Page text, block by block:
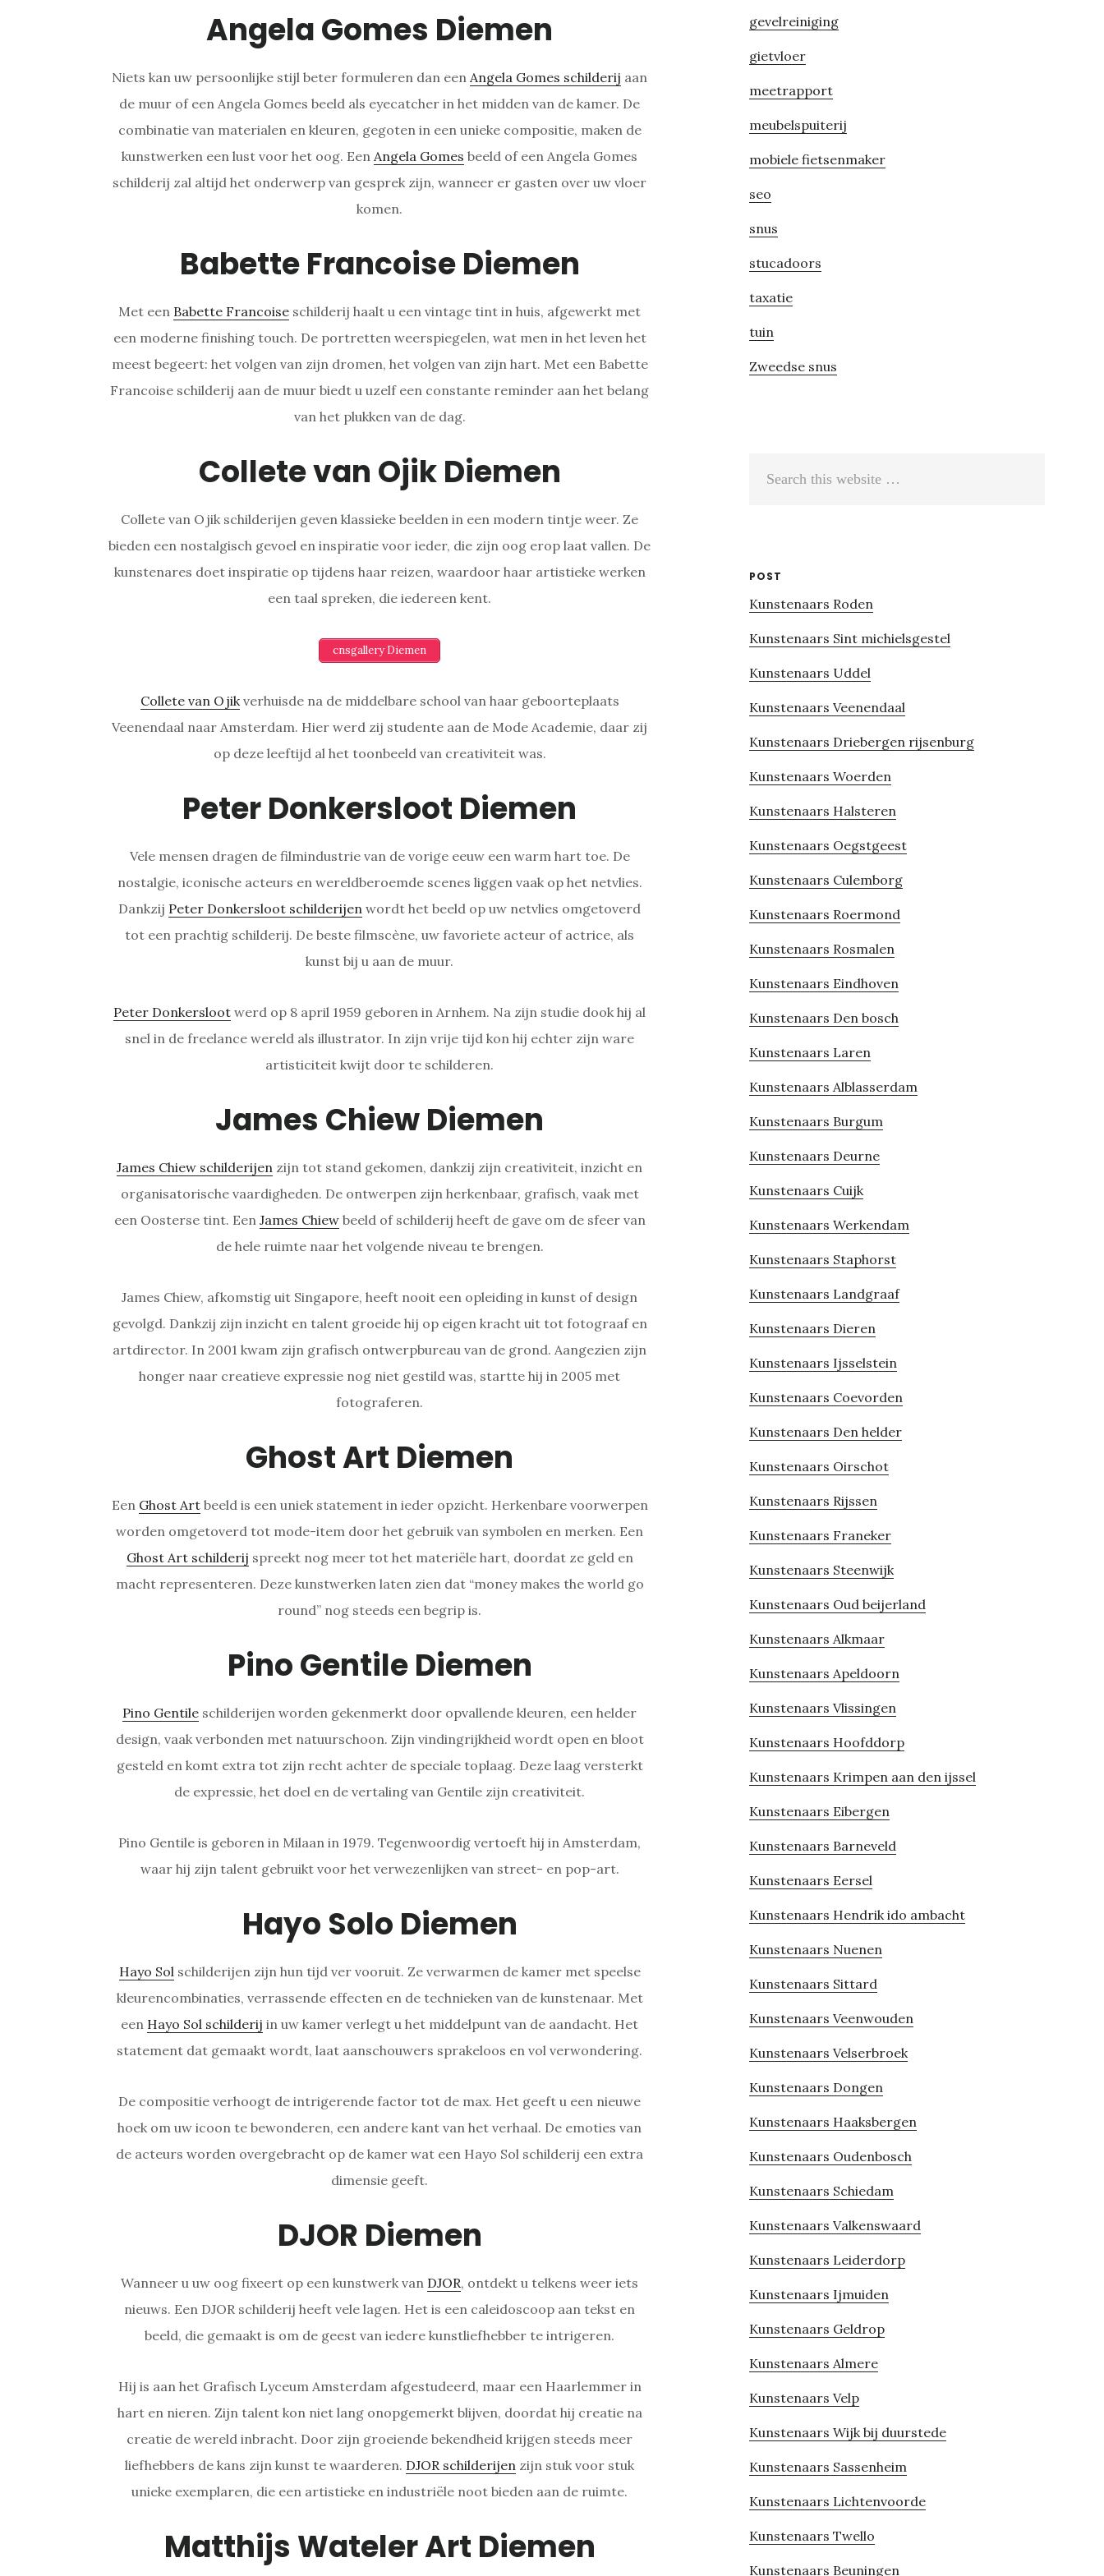
Angela Gomes Diemen
Niets kan uw persoonlijke stijl beter formuleren dan een Angela Gomes schilderij aan
de muur of een Angela Gomes beeld als eyecatcher in het midden van de kamer. De
combinatie van materialen en kleuren, gegoten in een unieke compositie, maken de
kunstwerken een lust voor het oog. Een Angela Gomes beeld of een Angela Gomes
schilderij zal altijd het onderwerp van gesprek zijn, wanneer er gasten over uw vloer
komen.
Babette Francoise Diemen
Met een Babette Francoise schilderij haalt u een vintage tint in huis, afgewerkt met
een moderne finishing touch. De portretten weerspiegelen, wat men in het leven het
meest begeert: het volgen van zijn dromen, het volgen van zijn hart. Met een Babette
Francoise schilderij aan de muur biedt u uzelf een constante reminder aan het belang
van het plukken van de dag.
Collete van Ojik Diemen
Collete van Ojik schilderijen geven klassieke beelden in een modern tintje weer. Ze
bieden een nostalgisch gevoel en inspiratie voor ieder, die zijn oog erop laat vallen. De
kunstenares doet inspiratie op tijdens haar reizen, waardoor haar artistieke werken
een taal spreken, die iedereen kent.
cnsgallery Diemen
Collete van Ojikverhuisde na de middelbare school van haar geboorteplaats
Veenendaal naar Amsterdam. Hier werd zij studente aan de Mode Academie, daar zij
op deze leeftijd al het toonbeeld van creativiteit was.
Peter Donkersloot Diemen
Vele mensen dragen de filmindustrie van de vorige eeuw een warm hart toe. De
nostalgie, iconische acteurs en wereldberoemde scenes liggen vaak op het netvlies.
Dankzij Peter Donkersloot schilderijen wordt het beeld op uw netvlies omgetoverd
tot een prachtig schilderij. De beste filmscène, uw favoriete acteur of actrice, als
kunst bij u aan de muur.
Peter Donkersloot werd op 8 april 1959 geboren in Arnhem. Na zijn studie dook hij al
snel in de freelance wereld als illustrator. In zijn vrije tijd kon hij echter zijn ware
artisticiteit kwijt door te schilderen.
James Chiew Diemen
James Chiew schilderijen zijn tot stand gekomen, dankzij zijn creativiteit, inzicht en
organisatorische vaardigheden. De ontwerpen zijn herkenbaar, grafisch, vaak met
een Oosterse tint. Een James Chiewbeeld of schilderij heeft de gave om de sfeer van
de hele ruimte naar het volgende niveau te brengen.
James Chiew, afkomstig uit Singapore, heeft nooit een opleiding in kunst of design
gevolgd. Dankzij zijn inzicht en talent groeide hij op eigen kracht uit tot fotograaf en
artdirector. In 2001 kwam zijn grafisch ontwerpbureau van de grond. Aangezien zijn
honger naar creatieve expressie nog niet gestild was, startte hij in 2005 met
fotograferen.
Ghost Art Diemen
Een Ghost Artbeeld is een uniek statement in ieder opzicht. Herkenbare voorwerpen
worden omgetoverd tot mode-item door het gebruik van symbolen en merken. Een
Ghost Art schilderij spreekt nog meer tot het materiële hart, doordat ze geld en
macht representeren. Deze kunstwerken laten zien dat “money makes the world go
round” nog steeds een begrip is.
Pino Gentile Diemen
Pino Gentile schilderijen worden gekenmerkt door opvallende kleuren, een helder
design, vaak verbonden met natuurschoon. Zijn vindingrijkheid wordt open en bloot
gesteld en komt extra tot zijn recht achter de speciale toplaag. Deze laag versterkt
de expressie, het doel en de vertaling van Gentile zijn creativiteit.
Pino Gentile is geboren in Milaan in 1979. Tegenwoordig vertoeft hij in Amsterdam,
waar hij zijn talent gebruikt voor het verwezenlijken van street- en pop-art.
Hayo Solo Diemen
Hayo Solschilderijen zijn hun tijd ver vooruit. Ze verwarmen de kamer met speelse
kleurencombinaties, verrassende effecten en de technieken van de kunstenaar. Met
een Hayo Sol schilderij in uw kamer verlegt u het middelpunt van de aandacht. Het
statement dat gemaakt wordt, laat aanschouwers sprakeloos en vol verwondering.
De compositie verhoogt de intrigerende factor tot de max. Het geeft u een nieuwe
hoek om uw icoon te bewonderen, een andere kant van het verhaal. De emoties van
de acteurs worden overgebracht op de kamer wat een Hayo Sol schilderij een extra
dimensie geeft.
DJOR Diemen
Wanneer u uw oog fixeert op een kunstwerk van DJOR, ontdekt u telkens weer iets
nieuws. Een DJOR schilderij heeft vele lagen. Het is een caleidoscoop aan tekst en
beeld, die gemaakt is om de geest van iedere kunstliefhebber te intrigeren.
Hij is aan het Grafisch Lyceum Amsterdam afgestudeerd, maar een Haarlemmer in
hart en nieren. Zijn talent kon niet lang onopgemerkt blijven, doordat hij creatie na
creatie de wereld inbracht. Door zijn groeiende bekendheid krijgen steeds meer
liefhebbers de kans zijn kunst te waarderen. DJOR schilderijen zijn stuk voor stuk
unieke exemplaren, die een artistieke en industriële noot bieden aan de ruimte.
Matthijs Wateler Art Diemen
gevelreiniging
gietvloer
meetrapport
meubelspuiterij
mobiele fietsenmaker
seo
snus
stucadoors
taxatie
tuin
Zweedse snus
POST
Kunstenaars Roden
Kunstenaars Sint michielsgestel
Kunstenaars Uddel
Kunstenaars Veenendaal
Kunstenaars Driebergen rijsenburg
Kunstenaars Woerden
Kunstenaars Halsteren
Kunstenaars Oegstgeest
Kunstenaars Culemborg
Kunstenaars Roermond
Kunstenaars Rosmalen
Kunstenaars Eindhoven
Kunstenaars Den bosch
Kunstenaars Laren
Kunstenaars Alblasserdam
Kunstenaars Burgum
Kunstenaars Deurne
Kunstenaars Cuijk
Kunstenaars Werkendam
Kunstenaars Staphorst
Kunstenaars Landgraaf
Kunstenaars Dieren
Kunstenaars Ijsselstein
Kunstenaars Coevorden
Kunstenaars Den helder
Kunstenaars Oirschot
Kunstenaars Rijssen
Kunstenaars Franeker
Kunstenaars Steenwijk
Kunstenaars Oud beijerland
Kunstenaars Alkmaar
Kunstenaars Apeldoorn
Kunstenaars Vlissingen
Kunstenaars Hoofddorp
Kunstenaars Krimpen aan den ijssel
Kunstenaars Eibergen
Kunstenaars Barneveld
Kunstenaars Eersel
Kunstenaars Hendrik ido ambacht
Kunstenaars Nuenen
Kunstenaars Sittard
Kunstenaars Veenwouden
Kunstenaars Velserbroek
Kunstenaars Dongen
Kunstenaars Haaksbergen
Kunstenaars Oudenbosch
Kunstenaars Schiedam
Kunstenaars Valkenswaard
Kunstenaars Leiderdorp
Kunstenaars Ijmuiden
Kunstenaars Geldrop
Kunstenaars Almere
Kunstenaars Velp
Kunstenaars Wijk bij duurstede
Kunstenaars Sassenheim
Kunstenaars Lichtenvoorde
Kunstenaars Twello
Kunstenaars Beuningen